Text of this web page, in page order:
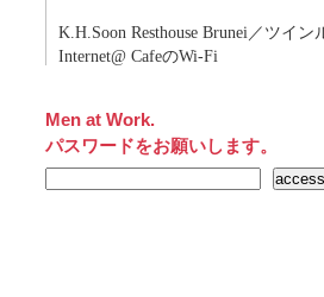
K.H.Soon Resthouse Brunei ／ツイン
Internet@ CafeのWi-Fi
Men at Work.
パスワードをお願いします。